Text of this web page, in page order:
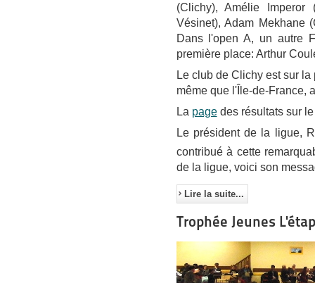
(Clichy), Amélie Imperor
Vésinet), Adam Mekhane
Dans l'open A, un autre
première place: Arthur
Le club de Clichy est sur
même que l'Île-de-France,
La pagedes résultats sur
Le président de la ligue,
contribué à cette
de la ligue, voici son
Lire la suite...
Trophée Jeunes